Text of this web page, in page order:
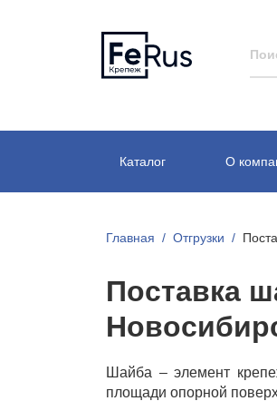
Каталог О
Главная Отгрузки
Поставка
Шайба – элемент
площади опорной